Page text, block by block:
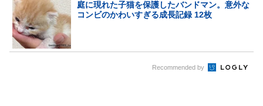
庭に現れた子猫を保護したバンドマン。意外な
コンビのかわいすぎる成長記録 12枚
Recommended by